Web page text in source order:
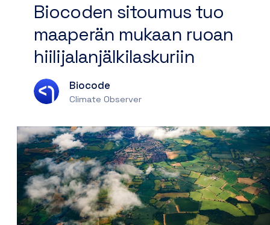
Biocoden sitoumus tuo
maaperän mukaan ruoan
hiilijalanjälkilaskuriin
Biocode
Climate Observer